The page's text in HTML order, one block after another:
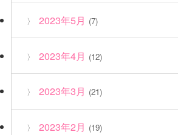
2023年5月 (7)
2023年4月 (12)
2023年3月 (21)
2023年2月 (19)